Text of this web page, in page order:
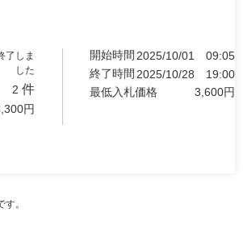
了しま
した
2 件
円
開始時間 2025/10/01
09:05
終了時間 2025/10/28
19:00
最低入札価格
3,600円
。